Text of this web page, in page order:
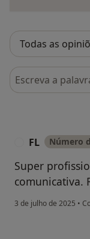
Pesquisar em
FL Número
Super
comunicativa.
3 de julho de 2025 •